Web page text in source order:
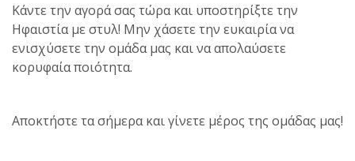
Κάντε την αγορά σας τώρα και υποστηρίξτε την
Ηφαιστία με στυλ! Μην χάσετε την ευκαιρία να
ενισχύσετε την ομάδα μας και να απολαύσετε
κορυφαία ποιότητα.
Αποκτήστε τα σήμερα και γίνετε μέρος της ομάδας μας!